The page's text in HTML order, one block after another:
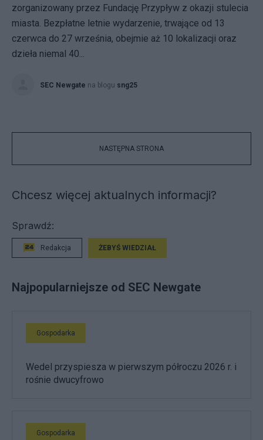
zorganizowany przez Fundację Przypływ z okazji stulecia
miasta. Bezpłatne letnie wydarzenie, trwające od 13
czerwca do 27 września, obejmie aż 10 lokalizacji oraz
dzieła niemal 40...
SEC Newgate na blogu sng25
NASTĘPNA STRONA
Chcesz więcej aktualnych informacji?
Sprawdź:
Redakcja ŻEBYŚ WIEDZIAŁ
Najpopularniejsze od SEC Newgate
Gospodarka
Wedel przyspiesza w pierwszym półroczu 2026 r. i
rośnie dwucyfrowo
Gospodarka